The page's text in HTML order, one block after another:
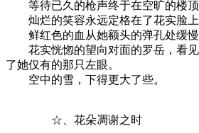
等待已久的枪声终于在空旷的楼顶
灿烂的笑容永远定格在了花实脸上
鲜红色的血从她额头的弹孔处缓慢
花实恍惚的望向对面的罗岳，看见
了她仅有的那只左眼。
空中的雪，下得更大了些。
☆、花朵凋谢之时